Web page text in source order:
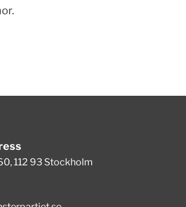
112 93 Stockholm